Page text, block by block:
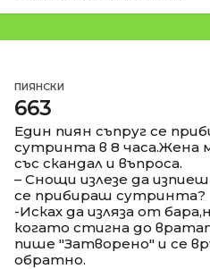
ПИЯНСКИ
663
Един пиян съпруг се
сутринта в 8 часа.Жена
със скандал и въпроса.
– Снощи излезе да
се прибираш сутринта?
-Исках да изляза от
когато стигна до
пише "Затворено" и се
обратно.